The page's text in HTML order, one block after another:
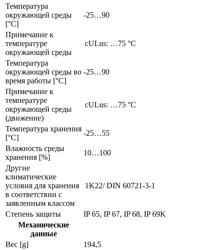
Температура
окружающей среды
[°C]
-25…90
Примечание к
температуре
окружающей среды
cULus: …75 °C
Температура
окружающей среды во
время работы [°C]
-25…90
Примечание к
температуре
окружающей среды
(движение)
cULus: …75 °C
Температура хранения
[°C]
-25…55
Влажность среды
хранения [%]
10…100
Другие
климатические
условия для хранения
в соответствии с
заявленным классом
1K22/ DIN 60721-3-1
Степень защиты
IP 65, IP 67, IP 68, IP 69K
Механические
данные
Вес [g]
194,5